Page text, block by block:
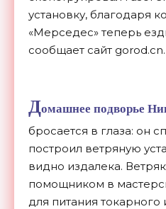
установку, благодаря
«Мерседес» теперь
сообщает сайт
Домашнее подворье
бросается в глаза: он
построил ветряную
видно издалека.
помощником в
для питания токарного